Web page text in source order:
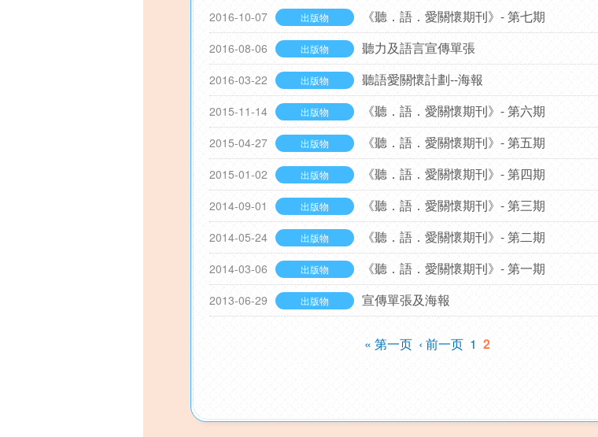
Back
to
top
2016-10-07 出版物 《聽．語．愛關懷期刊》- 第七期
2016-08-06 出版物 聽力及語言宣傳單張
2016-03-22 出版物 聽語愛關懷計劃--海報
2015-11-14 出版物 《聽．語．愛關懷期刊》- 第六期
2015-04-27 出版物 《聽．語．愛關懷期刊》- 第五期
2015-01-02 出版物 《聽．語．愛關懷期刊》- 第四期
2014-09-01 出版物 《聽．語．愛關懷期刊》- 第三期
2014-05-24 出版物 《聽．語．愛關懷期刊》- 第二期
2014-03-06 出版物 《聽．語．愛關懷期刊》- 第一期
2013-06-29 出版物 宣傳單張及海報
« 第一页 ‹ 前一页 1 2